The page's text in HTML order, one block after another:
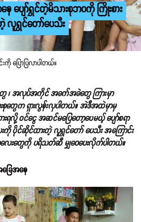
ပျော်ရွှင်တဲ့မိသားစုဘဝကို ကြိုးစား
ရွှင်တော်ပေသီး
ပြောပြလာပါတယ်။
ေ ၊ အလုပ်အကိုင် အခက်အခဲတွေ ကြားမှာ
စုတွေက ရှားလွန်းလှပါတယ်။ အဲဒီအထဲမှာမှ
းရလို့ ဝင်ငွေ အဆင်မပြေတော့ပေမယ့် ပျော်စရာ
းကို ပိုင်ဆိုင်ထားတဲ့ လူရွှင်တော် ပေသီး အကြောင်း
လေးတွေကို ပရိသတ်ဆီ မျှဝေပေးလိုက်ပါတယ်။
ခြေအနေ